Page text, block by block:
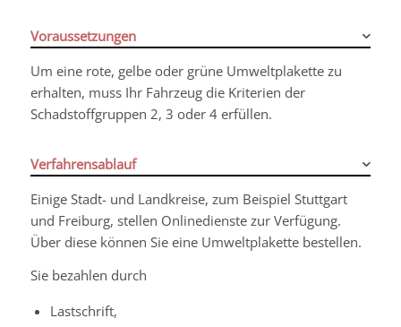
Voraussetzungen
Um eine rote, gelbe oder grüne Umweltplakette zu
erhalten, muss Ihr Fahrzeug die Kriterien der
Schadstoffgruppen 2, 3 oder 4 erfüllen.
Verfahrensablauf
Einige Stadt- und Landkreise, zum Beispiel Stuttgart
und Freiburg, stellen Onlinedienste zur Verfügung.
Über diese können Sie eine Umweltplakette bestellen.
Sie bezahlen durch
Lastschrift,